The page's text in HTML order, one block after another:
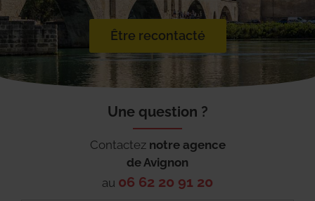
Être recontacté
Une question ?
Contactez notre agence
deAvignon
au 06 62 20 91 20